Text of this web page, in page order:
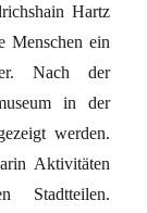
Hartz
Menschen ein
Nach der
in der
werden.
Aktivitäten
Stadtteilen.